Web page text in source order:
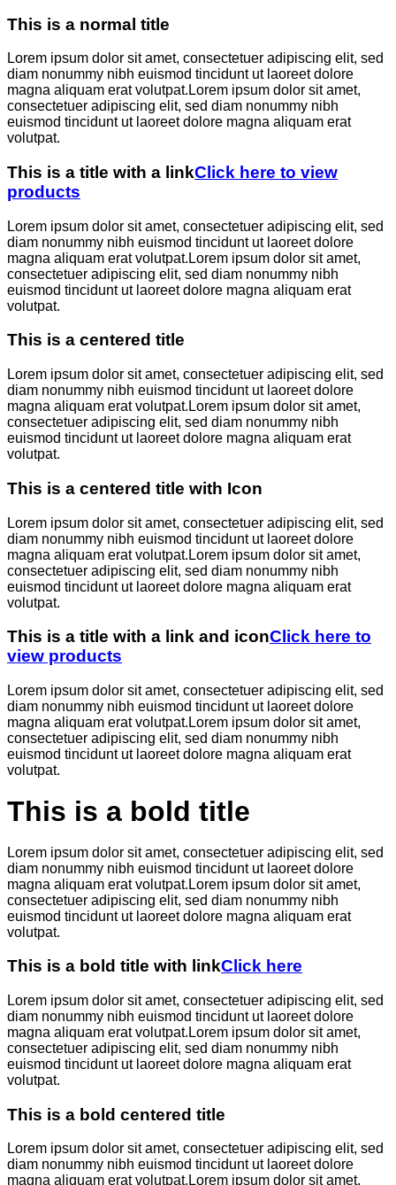
This is a normal title
Lorem ipsum dolor sit amet, consectetuer adipiscing elit, sed
diam nonummy nibh euismod tincidunt ut laoreet dolore
magna aliquam erat volutpat.Lorem ipsum dolor sit amet,
consectetuer adipiscing elit, sed diam nonummy nibh
euismod tincidunt ut laoreet dolore magna aliquam erat
volutpat.
This is a title with a linkClick here to view
products
Lorem ipsum dolor sit amet, consectetuer adipiscing elit, sed
diam nonummy nibh euismod tincidunt ut laoreet dolore
magna aliquam erat volutpat.Lorem ipsum dolor sit amet,
consectetuer adipiscing elit, sed diam nonummy nibh
euismod tincidunt ut laoreet dolore magna aliquam erat
volutpat.
This is a centered title
Lorem ipsum dolor sit amet, consectetuer adipiscing elit, sed
diam nonummy nibh euismod tincidunt ut laoreet dolore
magna aliquam erat volutpat.Lorem ipsum dolor sit amet,
consectetuer adipiscing elit, sed diam nonummy nibh
euismod tincidunt ut laoreet dolore magna aliquam erat
volutpat.
This is a centered title with Icon
Lorem ipsum dolor sit amet, consectetuer adipiscing elit, sed
diam nonummy nibh euismod tincidunt ut laoreet dolore
magna aliquam erat volutpat.Lorem ipsum dolor sit amet,
consectetuer adipiscing elit, sed diam nonummy nibh
euismod tincidunt ut laoreet dolore magna aliquam erat
volutpat.
This is a title with a link and iconClick here to
view products
Lorem ipsum dolor sit amet, consectetuer adipiscing elit, sed
diam nonummy nibh euismod tincidunt ut laoreet dolore
magna aliquam erat volutpat.Lorem ipsum dolor sit amet,
consectetuer adipiscing elit, sed diam nonummy nibh
euismod tincidunt ut laoreet dolore magna aliquam erat
volutpat.
This is a bold title
Lorem ipsum dolor sit amet, consectetuer adipiscing elit, sed
diam nonummy nibh euismod tincidunt ut laoreet dolore
magna aliquam erat volutpat.Lorem ipsum dolor sit amet,
consectetuer adipiscing elit, sed diam nonummy nibh
euismod tincidunt ut laoreet dolore magna aliquam erat
volutpat.
This is a bold title with linkClick here
Lorem ipsum dolor sit amet, consectetuer adipiscing elit, sed
diam nonummy nibh euismod tincidunt ut laoreet dolore
magna aliquam erat volutpat.Lorem ipsum dolor sit amet,
consectetuer adipiscing elit, sed diam nonummy nibh
euismod tincidunt ut laoreet dolore magna aliquam erat
volutpat.
This is a bold centered title
Lorem ipsum dolor sit amet, consectetuer adipiscing elit, sed
diam nonummy nibh euismod tincidunt ut laoreet dolore
magna aliquam erat volutpat.Lorem ipsum dolor sit amet,